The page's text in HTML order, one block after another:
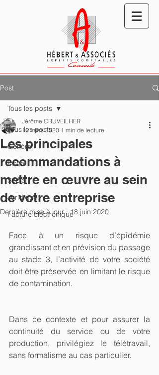
Post
Tous les posts
Général
Fiscal
Social
Juridique
Facture électronique
Tous les posts
Les principales
recommandations à
mettre en œuvre au sein
de votre entreprise
Jérôme CRUVEILHER
12 mars 2020 1 min de lecture
Dernière mise à jour :18 juin 2020
Face à un risque d’épidémie
grandissant et en prévision du passage
au stade 3, l’activité de votre société
doit être préservée en limitant le risque
de contamination.
Dans ce contexte et pour assurer la
continuité du service ou de votre
production, privilégiez le télétravail,
sans formalisme au cas particulier.